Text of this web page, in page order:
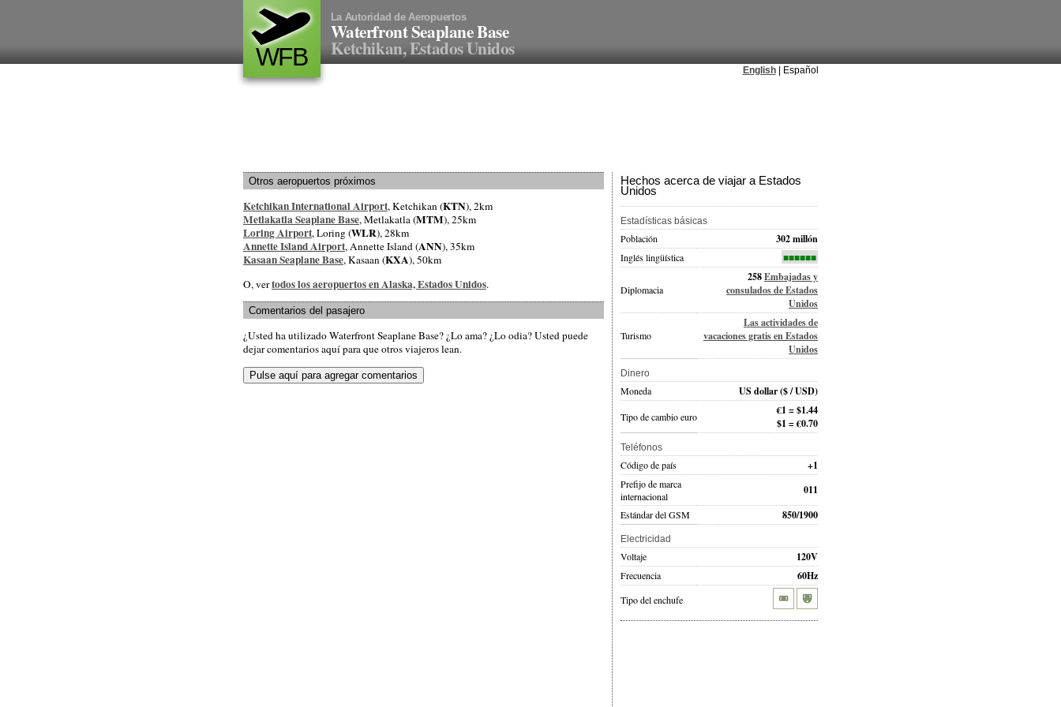
WFB
La Autoridad de Aeropuertos
Waterfront Seaplane Base
Ketchikan, Estados Unidos
English| Español
Otros aeropuertos próximos
Ketchikan International Airport, Ketchikan (KTN), 2km
Metlakatla Seaplane Base, Metlakatla (MTM), 25km
Loring Airport, Loring (WLR), 28km
Annette Island Airport, Annette Island (ANN), 35km
Kasaan Seaplane Base, Kasaan (KXA), 50km
O, vertodos los aeropuertos en Alaska, Estados Unidos.
Comentarios del pasajero
¿Usted ha utilizado Waterfront Seaplane Base? ¿Lo ama? ¿Lo odia? Usted puede
dejar comentarios aquí para que otros viajeros lean.
Hechos acerca de viajar a Estados
Unidos
Estadísticas básicas
Población 302 millón
Inglés lingüística ■■■■■■
Diplomacia
258Embajadas y
consulados de Estados
Unidos
Turismo
Las actividades de
vacaciones gratis en Estados
Unidos
Dinero
Moneda US dollar($ / USD)
Tipo de cambio euro
€1 = $1.44
$1 = €0.70
Teléfonos
Código de país +1
Prefijo de marca
internacional
011
Estándar del GSM 850/1900
Electricidad
Voltaje 120V
Frecuencia 60Hz
Tipo del enchufe